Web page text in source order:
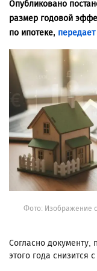
Опубликовано
размер годовой
по ипотеке,
Фото: Изображение
Согласно документу,
этого года снизится